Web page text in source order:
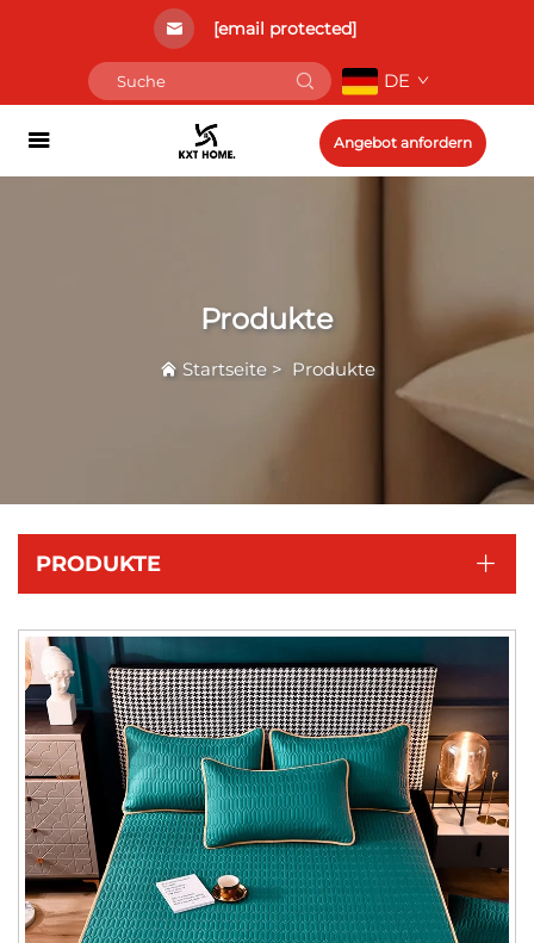
[email protected]
DE
Angebot anfordern
Produkte
Startseite> Produkte
PRODUKTE